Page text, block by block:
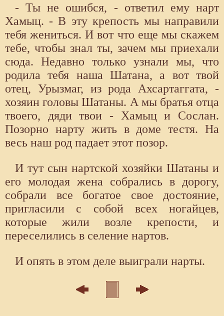
- Ты не ошибся, - ответил ему нарт
Хамыц. - В эту крепость мы направили
тебя жениться. И вот что еще мы скажем
тебе, чтобы знал ты, зачем мы приехали
сюда. Недавно только узнали мы, что
родила тебя наша Шатана, а вот твой
отец, Урызмаг, из рода Ахсартаггата, -
хозяин головы Шатаны. А мы братья отца
твоего, дяди твои - Хамыц и Сослан.
Позорно нарту жить в доме тестя. На
весь наш род падает этот позор.
И тут сын нартской хозяйки Шатаны и
его молодая жена собрались в дорогу,
собрали все богатое свое достояние,
пригласили с собой всех ногайцев,
которые жили возле крепости, и
переселились в селение нартов.
И опять в этом деле выиграли нарты.